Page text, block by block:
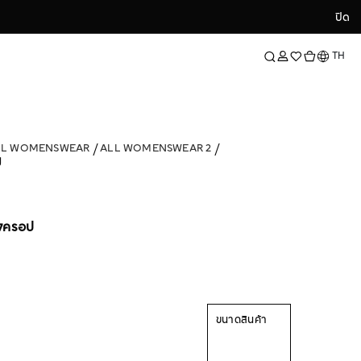
ปิด
ปิด
ภาษาTH
WOMENSWEAR
ALL WOMENSWEAR 2
รอป
ขนาดสินค้า